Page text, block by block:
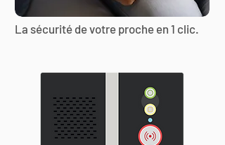
La sécurité de votre proche en 1 clic.